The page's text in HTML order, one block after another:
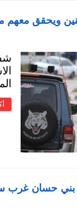
ويحقق معهم
بني حسان غرب